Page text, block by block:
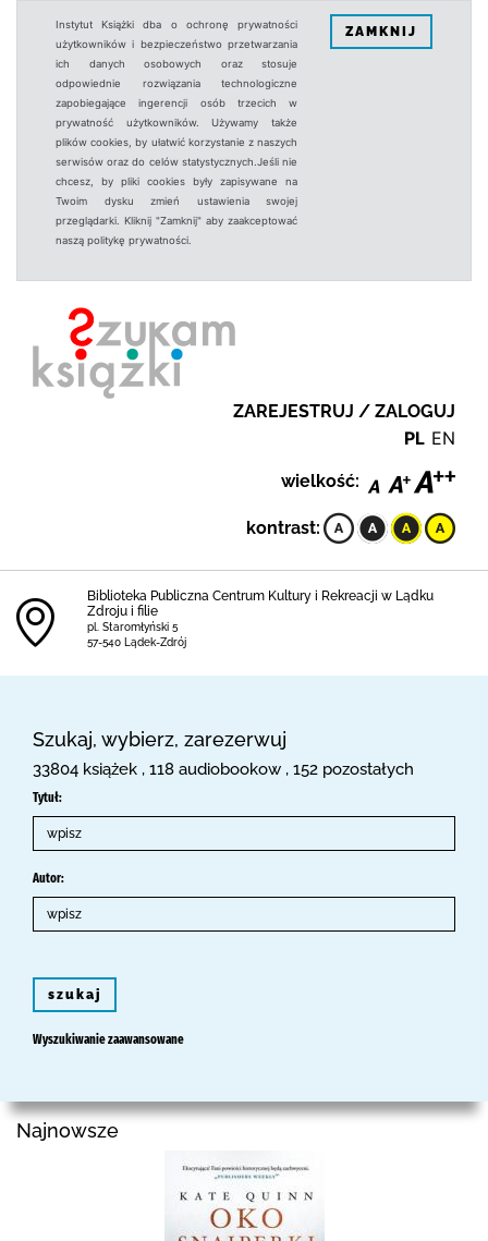
Instytut Książki dba o ochronę prywatności
użytkowników i bezpieczeństwo przetwarzania
ich danych osobowych oraz stosuje
odpowiednie rozwiązania technologiczne
zapobiegające ingerencji osób trzecich w
prywatność użytkowników. Używamy także
plików cookies, by ułatwić korzystanie z naszych
serwisów oraz do celów statystycznych.Jeśli nie
chcesz, by pliki cookies były zapisywane na
Twoim dysku zmień ustawienia swojej
przeglądarki. Kliknij "Zamknij" aby zaakceptować
naszą politykę prywatności.
ZAMKNIJ
ZAREJESTRUJ / ZALOGUJ
PL EN
wielkość:
kontrast:
Biblioteka Publiczna Centrum Kultury i Rekreacji w Lądku
Zdroju i filie
pl. Staromłyński 5
57-540 Lądek-Zdrój
Szukaj, wybierz, zarezerwuj
33804 książek , 118 audiobookow , 152 pozostałych
Tytuł:
Autor:
szukaj
Wyszukiwanie zaawansowane
Najnowsze